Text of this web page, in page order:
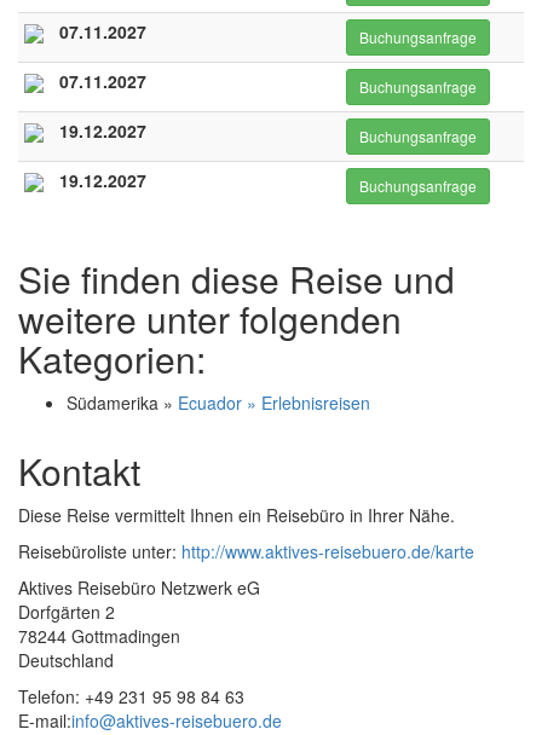
07.11.2027 Buchungsanfrage
07.11.2027 Buchungsanfrage
19.12.2027 Buchungsanfrage
19.12.2027 Buchungsanfrage
Sie finden diese Reise und
weitere unter folgenden
Kategorien:
Südamerika » Ecuador » Erlebnisreisen
Kontakt
Diese Reise vermittelt Ihnen ein Reisebüro in Ihrer Nähe.
Reisebüroliste unter: http://www.aktives-reisebuero.de/karte
Aktives Reisebüro Netzwerk eG
Dorfgärten 2
78244 Gottmadingen
Deutschland
Telefon: +49 231 95 98 84 63
E-mail:info@aktives-reisebuero.de